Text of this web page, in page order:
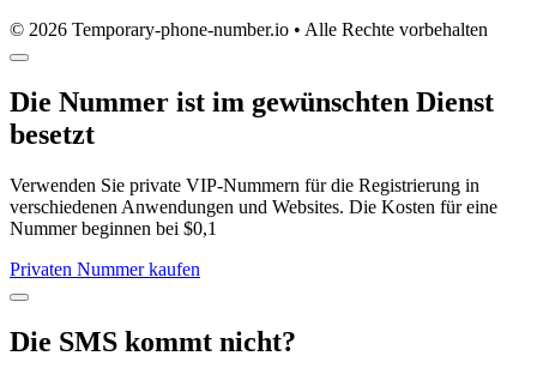
© 2026 Temporary-phone-number.io • Alle Rechte vorbehalten
Die Nummer ist im gewünschten Dienst
besetzt
Verwenden Sie private VIP-Nummern für die Registrierung in
verschiedenen Anwendungen und Websites. Die Kosten für eine
Nummer beginnen bei $0,1
Privaten Nummer kaufen
Die SMS kommt nicht?